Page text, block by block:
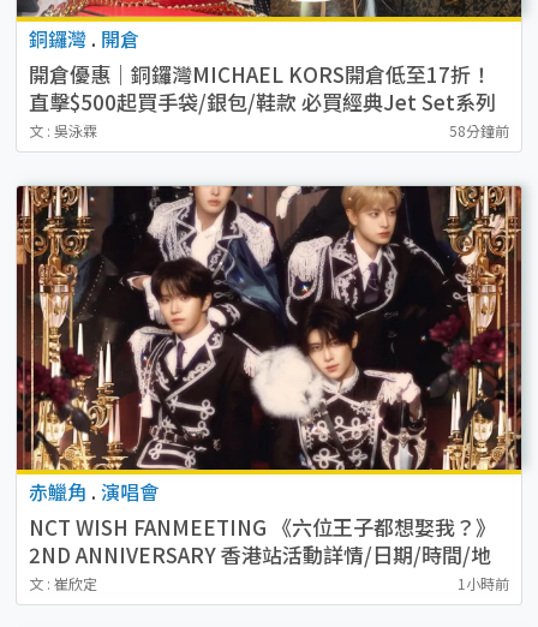
銅鑼灣 . 開倉
開倉優惠｜銅鑼灣MICHAEL KORS開倉低至17折！
直擊$500起買手袋/銀包/鞋款 必買經典Jet Set系列
文 : 吳泳霖 58分鐘前
赤鱲角 . 演唱會
NCT WISH FANMEETING 《六位王子都想娶我？》
2ND ANNIVERSARY 香港站活動詳情/日期/時間/地
點/票價一覽
文 : 崔欣定 1小時前